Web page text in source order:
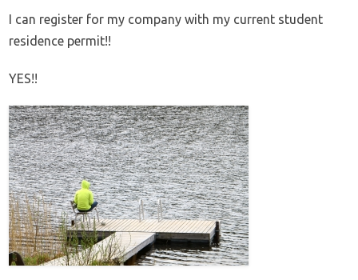
I can register for my company with my current student
residence permit!!
YES!!